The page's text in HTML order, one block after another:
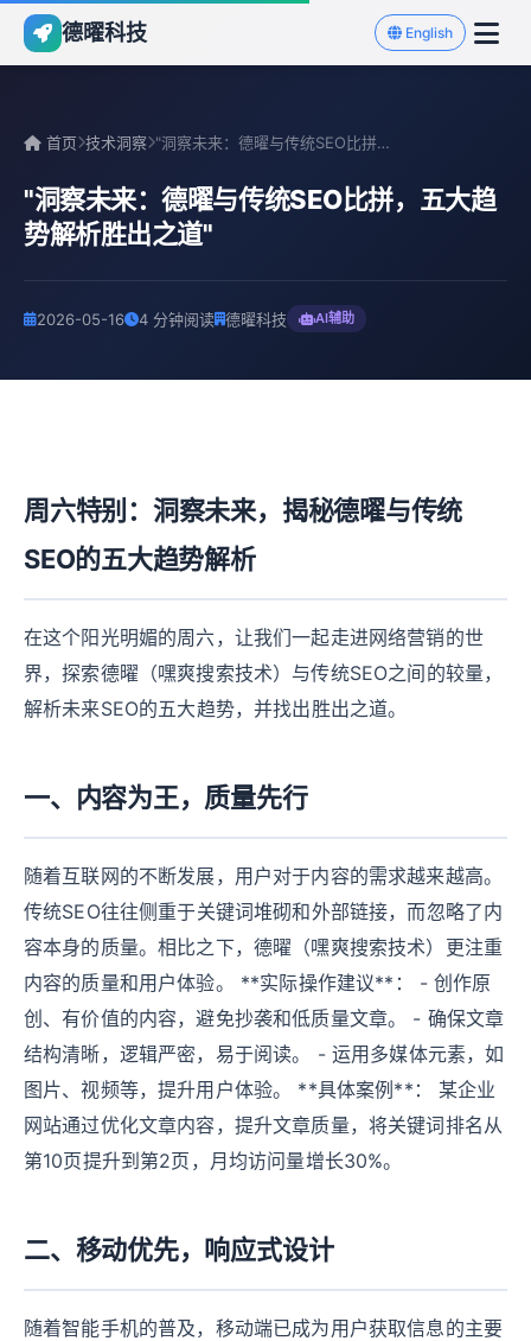
德曜科技 English
首页 技术洞察 "洞察未来：德曜与传统SEO比拼，五大趋势解析胜出之道"
"洞察未来：德曜与传统SEO比拼，五大趋
势解析胜出之道"
2026-05-16 4 分钟阅读 德曜科技 AI辅助
周六特别：洞察未来，揭秘德曜与传统
SEO的五大趋势解析
在这个阳光明媚的周六，让我们一起走进网络营销的世
界，探索德曜（嘿爽搜索技术）与传统SEO之间的较量，
解析未来SEO的五大趋势，并找出胜出之道。
一、内容为王，质量先行
随着互联网的不断发展，用户对于内容的需求越来越高。
传统SEO往往侧重于关键词堆砌和外部链接，而忽略了内
容本身的质量。相比之下，德曜（嘿爽搜索技术）更注重
内容的质量和用户体验。 **实际操作建议**： - 创作原
创、有价值的内容，避免抄袭和低质量文章。 - 确保文章
结构清晰，逻辑严密，易于阅读。 - 运用多媒体元素，如
图片、视频等，提升用户体验。 **具体案例**： 某企业
网站通过优化文章内容，提升文章质量，将关键词排名从
第10页提升到第2页，月均访问量增长30%。
二、移动优先，响应式设计
随着智能手机的普及，移动端已成为用户获取信息的主要